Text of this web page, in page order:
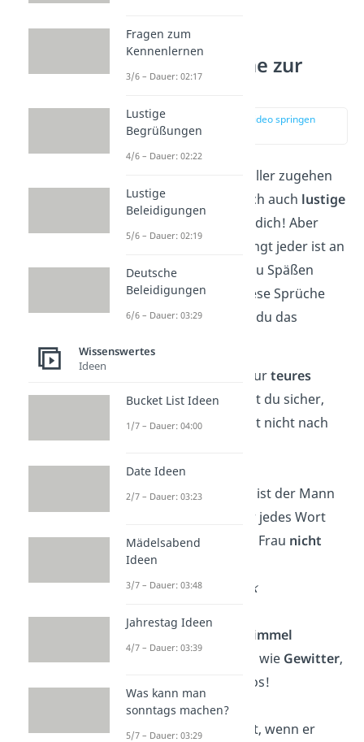
Lustige Sprüche zur
Hochzeit
zur Stelle im Video springen
(03:10)
Wenn es mal humorvoller zugehen
soll, haben wir natürlich auch lustige
Hochzeitssprüche
für dich! Aber
Vorsicht, nicht unbedingt jeder ist an
seinem Hochzeitstag zu Späßen
ausgelegt. Benutze diese Sprüche
also besser nur, wenn du das
Kauf deiner Frau nurteures
Porzellan. So stellst du sicher,
dass sie es im Streit nicht nach
Richtig verheiratet ist der Mann
erst dann, wenn er jedes Wort
versteht, das seine Frau nicht
gesagt
— Alfred Hitchcock
Ehen werden im
Himmel
gemacht. Genauso wie Gewitter,
Hagel und Tornados!
Wer den Mund hält, wenn er
Fragen zum
Kennenlernen
3/6 – Dauer: 02:17
Lustige
Begrüßungen
4/6 – Dauer: 02:22
Lustige
Beleidigungen
5/6 – Dauer: 02:19
Deutsche
Beleidigungen
6/6 – Dauer: 03:29
Wissenswertes
Ideen
Bucket List Ideen
1/7 – Dauer: 04:00
Date Ideen
2/7 – Dauer: 03:23
Mädelsabend
Ideen
3/7 – Dauer: 03:48
Jahrestag Ideen
4/7 – Dauer: 03:39
Was kann man
sonntags machen?
5/7 – Dauer: 03:29